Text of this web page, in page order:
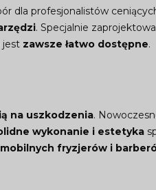
dla profesjonalistów
. Specjalnie
jest zawsze łatwo dostępne.
na uszkodzenia.
wykonanie i estetyka
fryzjerów i